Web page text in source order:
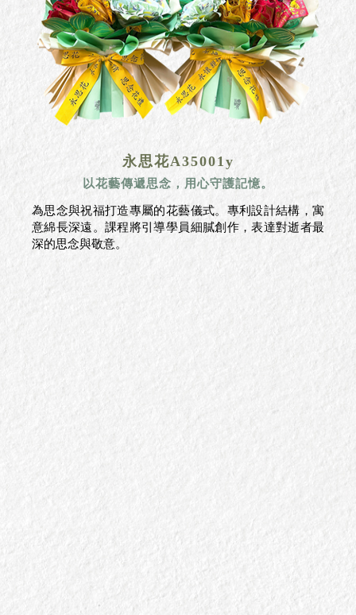
永思花A35001y
以花藝傳遞思念，用心守護記憶。
為思念與祝福打造專屬的花藝儀式。專利設計結構，寓
意綿長深遠。課程將引導學員細膩創作，表達對逝者最
深的思念與敬意。